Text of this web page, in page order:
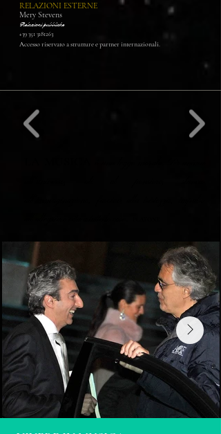
RELAZIONI ESTERNE
Mery Stevens
Relazioni pubbliche
+39 351 3181263
Accesso riservato a strutture e partner internazionali.